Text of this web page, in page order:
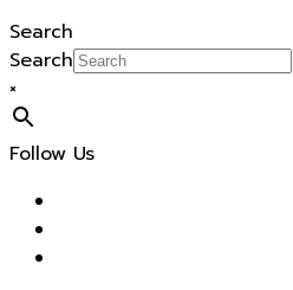
Search
Search
×
Follow Us